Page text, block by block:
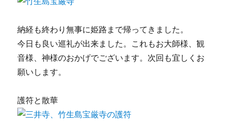
納経も終わり無事に姫路まで帰ってきました。
今日も良い巡礼が出来ました。これもお大師様、観
音様、神様のおかげでございます。次回も宜しくお
願いします。
護符と散華